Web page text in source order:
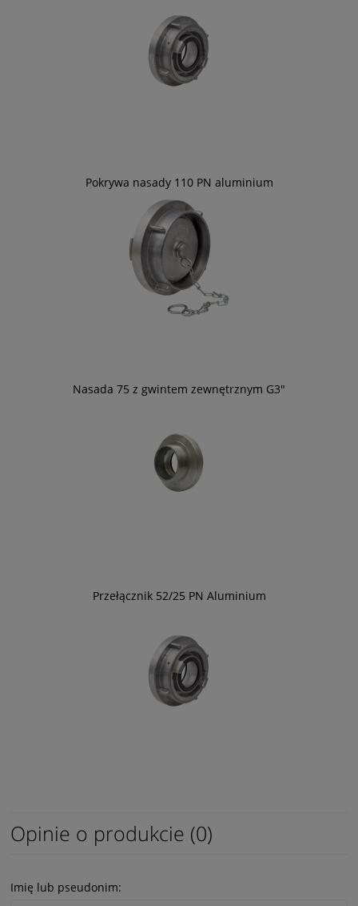
Pokrywa nasady 110 PN aluminium
Nasada 75 z gwintem zewnętrznym G3"
Przełącznik 52/25 PN Aluminium
Opinie o produkcie (0)
Imię lub pseudonim: